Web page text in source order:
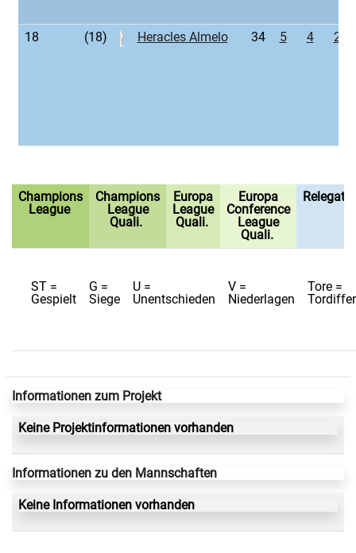
18 (18) Heracles Almelo 34 5 4 25
Champions
League
Champions
League
Quali.
Europa
League
Quali.
Europa
Conference
League
Quali.
ST =
Gespielt
G =
Siege
U =
Unentschieden
V =
Niederlagen
Tore =
Informationen zum Projekt
Keine Projektinformationen vorhanden
Informationen zu den Mannschaften
Keine Informationen vorhanden